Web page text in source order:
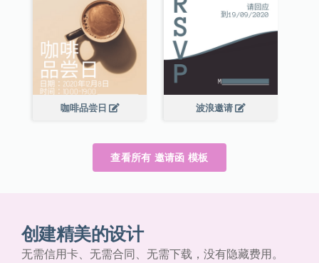
咖啡品尝日 波浪邀请
查看所有 邀请函 模板
创建精美的设计
无需信用卡、无需合同、无需下载，没有隐藏费用。